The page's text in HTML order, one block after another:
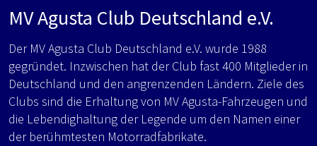
MV Agusta Club Deutschland e.V.
Der MV Agusta Club Deutschland e.V. wurde 1988
gegründet. Inzwischen hat der Club fast 400 Mitglieder in
Deutschland und den angrenzenden Ländern. Ziele des
Clubs sind die Erhaltung von MV Agusta-Fahrzeugen und
die Lebendighaltung der Legende um den Namen einer
der berühmtesten Motorradfabrikate.